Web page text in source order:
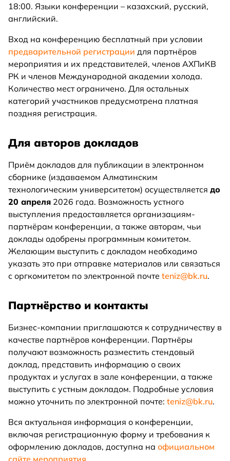
18:00. Языки конференции – казахский, русский,
английский.
Вход на конференцию бесплатный при условии
предварительной регистрации для партнёров
мероприятия и их представителей, членов АХПиКВ
РК и членов Международной академии холода.
Количество мест ограничено. Для остальных
категорий участников предусмотрена платная
поздняя регистрация.
Для авторов докладов
Приём докладов для публикации в электронном
сборнике (издаваемом Алматинским
технологическим университетом) осуществляется до
20 апреля 2026 года. Возможность устного
выступления предоставляется организациям-
партнёрам конференции, а также авторам, чьи
доклады одобрены программным комитетом.
Желающим выступить с докладом необходимо
указать это при отправке материалов или связаться
с оргкомитетом по электронной почте teniz@bk.ru.
Партнёрство и контакты
Бизнес-компании приглашаются к сотрудничеству в
качестве партнёров конференции. Партнёры
получают возможность разместить стендовый
доклад, представить информацию о своих
продуктах и услугах в зале конференции, а также
выступить с устным докладом. Подробные условия
можно уточнить по электронной почте: teniz@bk.ru.
Вся актуальная информация о конференции,
включая регистрационную форму и требования к
оформлению докладов, доступна на официальном